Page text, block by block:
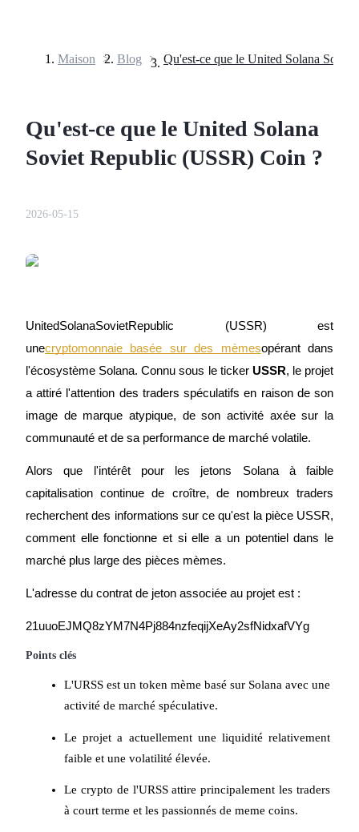
Futures COIN-M
Contrats à terme sur crypto-monnaie
Produits dérivés sur actions, forex, métaux précieux et matières
Futures USDC
Futures utilisant l'USDC comme garantie
Maison > Blog >
Qu'est-ce que le United Solana
Soviet Republic (USSR) Coin ?
2026-05-15
UnitedSolanaSovietRepublic (USSR) est
unecryptomonnaie basée sur des mèmesopérant dans
l'écosystème Solana. Connu sous le ticker USSR, le projet
a attiré l'attention des traders spéculatifs en raison de son
image de marque atypique, de son activité axée sur la
communauté et de sa performance de marché volatile.
Alors que l'intérêt pour les jetons Solana à faible
capitalisation continue de croître, de nombreux traders
recherchent des informations sur ce qu'est la pièce USSR,
comment elle fonctionne et si elle a un potentiel dans le
marché plus large des pièces mèmes.
L'adresse du contrat de jeton associée au projet est :
21uuoEJMQ8zYM7N4Pj884nzfeqijXeAy2sfNidxafVYg
Points clés
L'URSS est un token mème basé sur Solana avec une
activité de marché spéculative.
Le projet a actuellement une liquidité relativement
faible et une volatilité élevée.
Le crypto de l'URSS attire principalement les traders
à court terme et les passionnés de meme coins.